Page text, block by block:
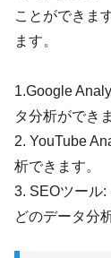
ことができま
ます。
1.Google
タ分析ができ
2. YouTube
析できます。
3. SEOツール
どのデータ分